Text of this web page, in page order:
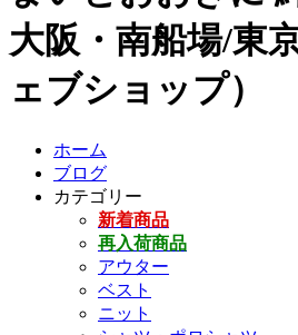
大阪・南船場/東
ェブショップ）
ホーム
ブログ
カテゴリー
新着商品
再入荷商品
アウター
ベスト
ニット